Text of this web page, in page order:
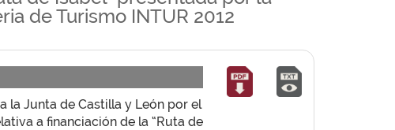
de Turismo INTUR 2012
la Junta de Castilla y León por el
a financiación de la “Ruta de